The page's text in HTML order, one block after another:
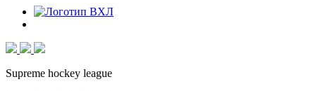
Supreme hockey league